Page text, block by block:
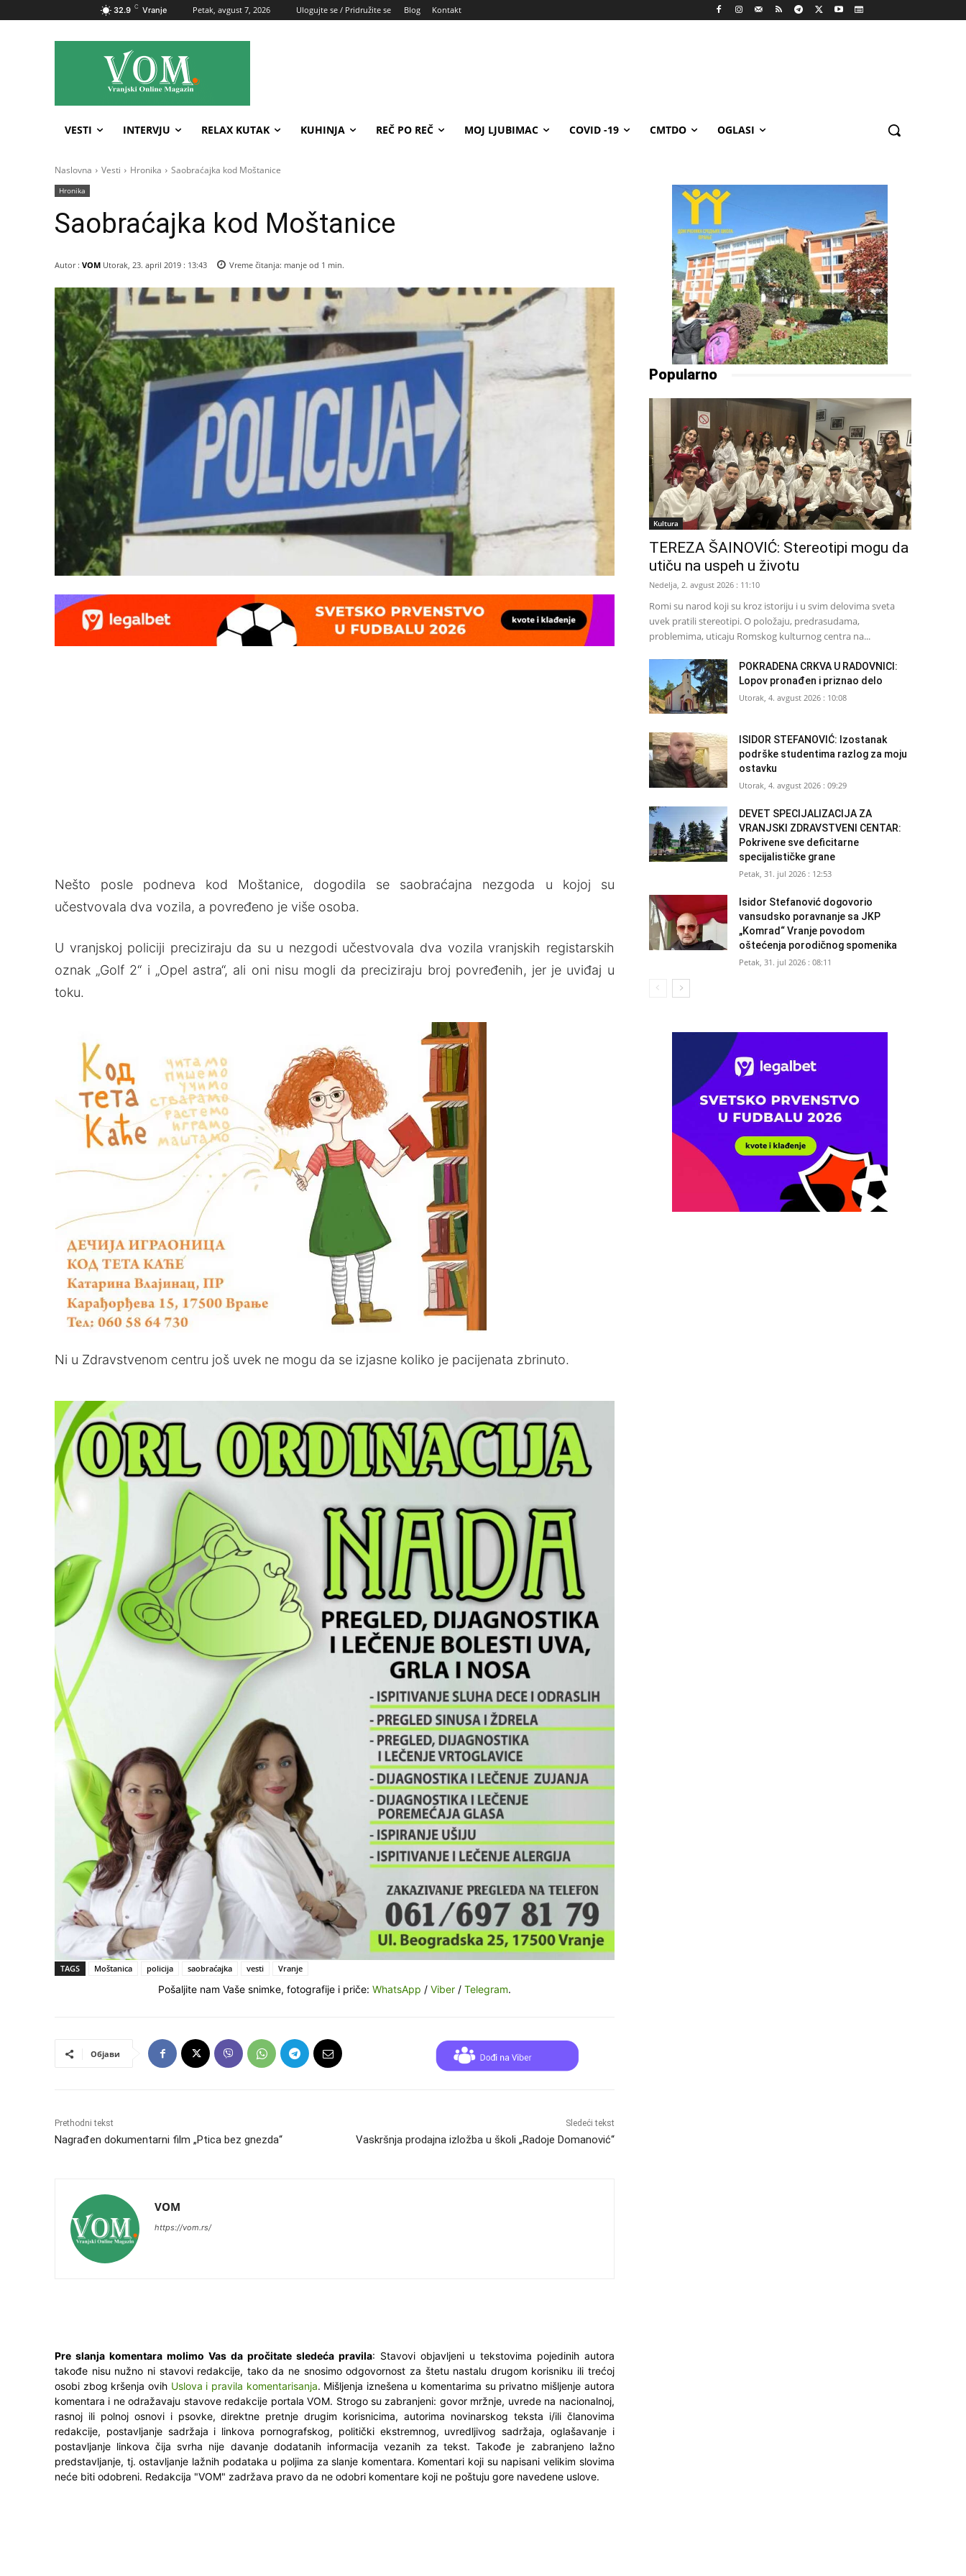
32.9 C Vranje Petak, avgust 7, 2026 Ulogujte se / Pridružite se Blog Kontakt
VESTI INTERVJU RELAX KUTAK KUHINJA REČ PO REČ MOJ LJUBIMAC COVID -19 CMTDO OGLASI
Naslovna Vesti Hronika Saobraćajka kod Moštanice
Hronika
Saobraćajka kod Moštanice
Autor : VOM Utorak, 23. april 2019 : 13:43 Vreme čitanja: manje od 1 min.
Nešto posle podneva kod Moštanice, dogodila se saobraćajna nezgoda u kojoj su
učestvovala dva vozila, a povređeno je više osoba.
U vranjskoj policiji preciziraju da su u nezgodi učestvovala dva vozila vranjskih registarskih
oznak „Golf 2“ i „Opel astra“, ali oni nisu mogli da preciziraju broj povređenih, jer je uviđaj u
toku.
Ni u Zdravstvenom centru još uvek ne mogu da se izjasne koliko je pacijenata zbrinuto.
TAGS Moštanica policija saobraćajka vesti Vranje
Pošaljite nam Vaše snimke, fotografije i priče: WhatsApp / Viber/ Telegram.
Објави
Prethodni tekst
Nagrađen dokumentarni film „Ptica bez gnezda“
Sledeći tekst
Vaskršnja prodajna izložba u školi „Radoje Domanović“
VOM
https://vom.rs/
Pre slanja komentara molimo Vas da pročitate sledeća pravila: Stavovi objavljeni u tekstovima pojedinih autora
takođe nisu nužno ni stavovi redakcije, tako da ne snosimo odgovornost za štetu nastalu drugom korisniku ili trećoj
osobi zbog kršenja ovih Uslova i pravila komentarisanja. Mišljenja iznešena u komentarima su privatno mišljenje autora
komentara i ne odražavaju stavove redakcije portala VOM. Strogo su zabranjeni: govor mržnje, uvrede na nacionalnoj,
rasnoj ili polnoj osnovi i psovke, direktne pretnje drugim korisnicima, autorima novinarskog teksta i/ili članovima
redakcije, postavljanje sadržaja i linkova pornografskog, politički ekstremnog, uvredljivog sadržaja, oglašavanje i
postavljanje linkova čija svrha nije davanje dodatanih informacija vezanih za tekst. Takođe je zabranjeno lažno
predstavljanje, tj. ostavljanje lažnih podataka u poljima za slanje komentara. Komentari koji su napisani velikim slovima
neće biti odobreni. Redakcija "VOM" zadržava pravo da ne odobri komentare koji ne poštuju gore navedene uslove.
Popularno
Kultura
TEREZA ŠAINOVIĆ: Stereotipi mogu da
utiču na uspeh u životu
Nedelja, 2. avgust 2026 : 11:10
Romi su narod koji su kroz istoriju i u svim delovima sveta
uvek pratili stereotipi. O položaju, predrasudama,
problemima, uticaju Romskog kulturnog centra na...
POKRADENA CRKVA U RADOVNICI:
Lopov pronađen i priznao delo
Utorak, 4. avgust 2026 : 10:08
ISIDOR STEFANOVIĆ: Izostanak
podrške studentima razlog za moju
ostavku
Utorak, 4. avgust 2026 : 09:29
DEVET SPECIJALIZACIJA ZA
VRANJSKI ZDRAVSTVENI CENTAR:
Pokrivene sve deficitarne
specijalističke grane
Petak, 31. jul 2026 : 12:53
Isidor Stefanović dogovorio
vansudsko poravnanje sa JKP
„Komrad“ Vranje povodom
oštećenja porodičnog spomenika
Petak, 31. jul 2026 : 08:11